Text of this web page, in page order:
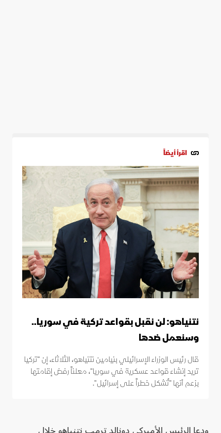
اقرأ أيضاً
نتنياهو: لن نقبل بقواعد تركية في سوريا..
وسنعمل ضدها
قال رئيس الوزراء الإسرائيلي بنيامين نتنياهو، الثلاثاء، إن "تركيا
تريد إنشاء قواعد عسكرية في سوريا"، معلناً رفض إقامتها
بزعم أنها "تُشكل خطراً على إسرائيل".